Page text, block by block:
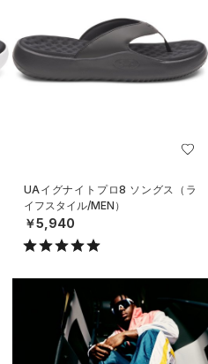
UAイグナイトプロ8 ソングス（ラ
イフスタイル/MEN）
￥5,940